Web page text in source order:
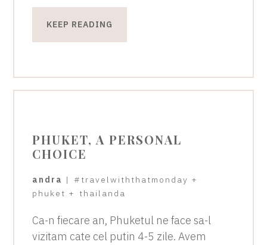
KEEP READING
PHUKET, A PERSONAL
CHOICE
andra | #travelwiththatmonday +
phuket + thailanda
Ca-n fiecare an, Phuketul ne face sa-l
vizitam cate cel putin 4-5 zile. Avem